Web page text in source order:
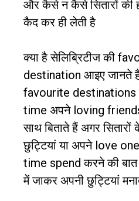
और कैसे न कैसे सितारों की
कैद कर ही लेती है
क्या है सेलिब्रिटीज की
destination आइए जानते
favourite destinations
time अपनेloving
साथ बिताते हैं अगर
छुट्टियां या अपनेlove
time spendकरने की
में जाकर अपनी छुट्टियां